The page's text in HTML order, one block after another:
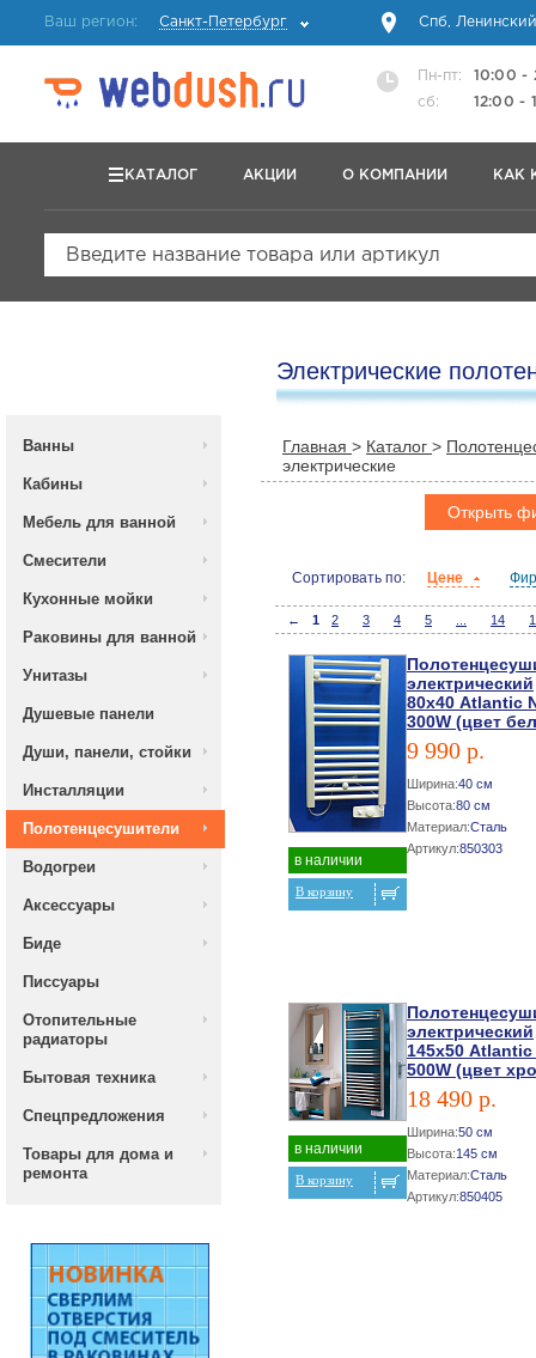
Ваш регион: Санкт-Петербург Спб,
Пн-пт:
10:00 -
сб:
12:00 -
КАТАЛОГ АКЦИИ О КОМПАНИИ КАК
Введите название товара или артикул
Электрические
Ванны
Кабины
Мебель для ванной
Смесители
Кухонные мойки
Раковины для ванной
Унитазы
Душевые панели
Души, панели, стойки
Инсталляции
Полотенцесушители
Водогреи
Аксессуары
Биде
Писсуары
Отопительные
радиаторы
Бытовая техника
Спецпредложения
Товары для дома и
ремонта
Главная > Каталог >
электрические
Открыть
Сортировать по: Цене
← 1 2 3 4 5 14
в наличии
В корзину
электрический
80х40 Atlantic
300W (цвет
9 990 р.
Ширина:40 см
Высота:80 см
Материал:Сталь
Артикул:850303
в наличии
В корзину
электрический
145х50 Atlantic
500W (цвет
18 490 р.
Ширина:50 см
Высота:145 см
Материал:Сталь
Артикул:850405